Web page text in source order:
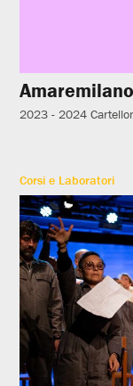
2023 - 2024
Corsi e Laboratori